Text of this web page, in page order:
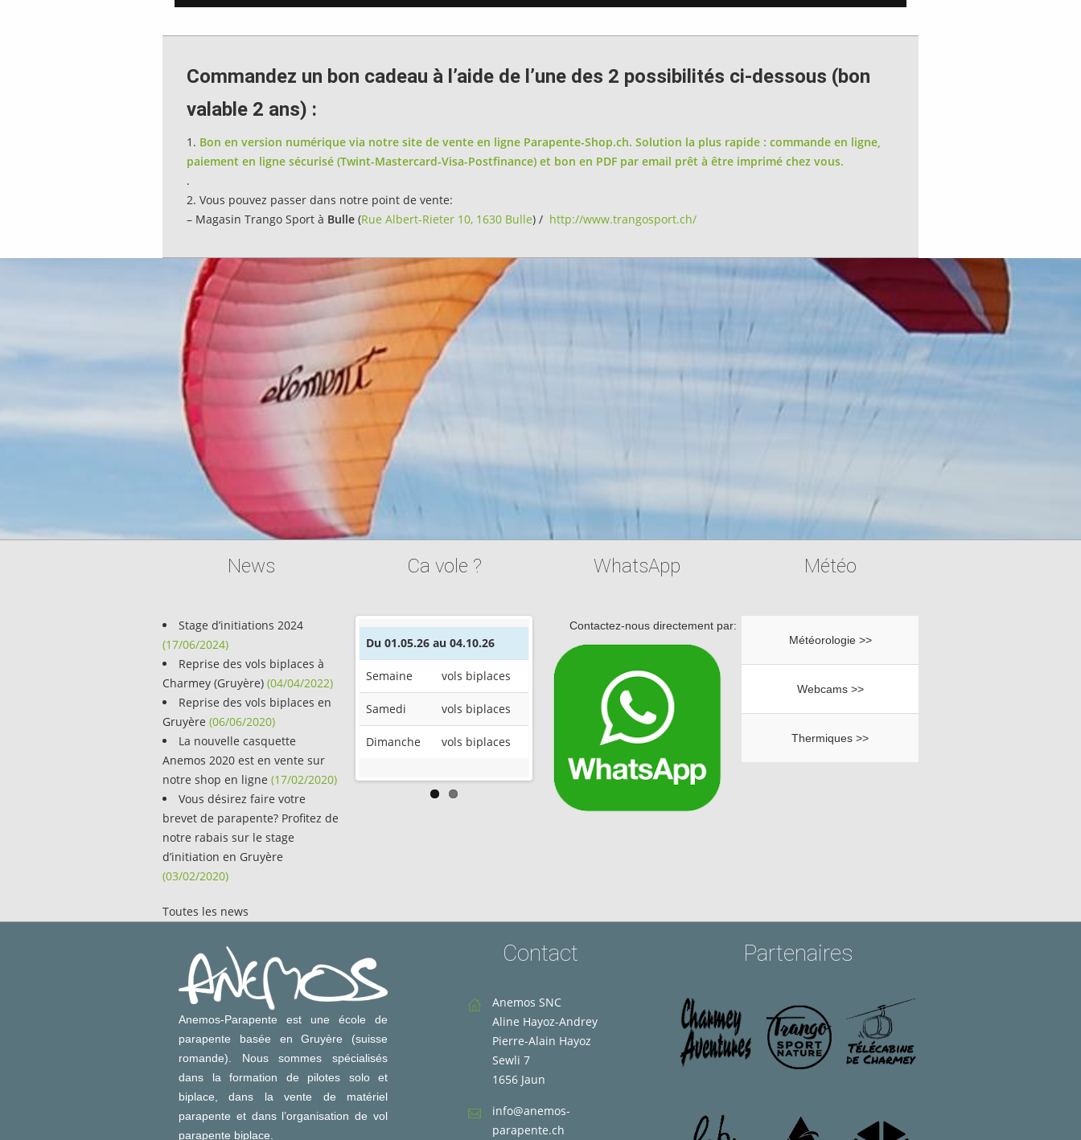
Commandez un bon cadeau à l’aide de l’une des 2 possibilités ci-dessous (bon
valable 2 ans) :
Bon en version numérique via notre site de vente en ligne Parapente-Shop.ch. Solution la plus rapide : commande en ligne,
paiement en ligne sécurisé (Twint-Mastercard-Visa-Postfinance) et bon en PDF par email prêt à être imprimé chez vous.
.
Vous pouvez passer dans notre point de vente:
– Magasin Trango Sport à Bulle (Rue Albert-Rieter 10, 1630 Bulle) / http://www.trangosport.ch/
News
Stage d’initiations 2024
(17/06/2024)
Reprise des vols biplaces à
Charmey (Gruyère) (04/04/2022)
Reprise des vols biplaces en
Gruyère (06/06/2020)
La nouvelle casquette
Anemos 2020 est en vente sur
notre shop en ligne (17/02/2020)
Vous désirez faire votre
brevet de parapente? Profitez de
notre rabais sur le stage
d’initiation en Gruyère
(03/02/2020)
Toutes les news
Ca vole ?
vols biplaces
vols biplaces
vols biplaces
Du 01.05.26 au 04.10.26
Semaine vols biplaces
Samedi vols biplaces
Dimanche vols biplaces
Du 01.05.26 au 04.10.26
Semaine vols biplaces
Samedi vols biplaces
Dimanche vols biplaces
Du 01.05.26 au 04.10.26
Semaine vols biplaces
vols biplaces
vols biplaces
WhatsApp
Contactez-nous directement par:
Météo
Météorologie >>
Webcams >>
Thermiques >>
Anemos-Parapente est une école de
parapente basée en Gruyère (suisse
romande). Nous sommes spécialisés
dans la formation de pilotes solo et
biplace, dans la vente de matériel
parapente et dans l’organisation de vol
parapente biplace.
Contact
Anemos SNC
Aline Hayoz-Andrey
Pierre-Alain Hayoz
Sewli 7
1656 Jaun
info@anemos-
parapente.ch
Partenaires